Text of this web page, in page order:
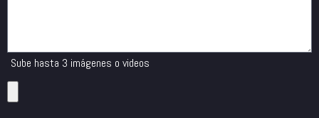
Sube hasta 3 imágenes o videos